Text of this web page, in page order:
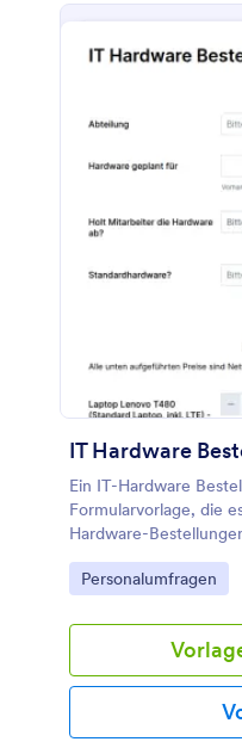
IT Hardware
Ein IT-Hardware
Formularvorlage, die
Hardware-
Vereinfachen Sie den
Sie Fehler mit diesem
Bestellformular!
Go to Category:
Personalumfragen